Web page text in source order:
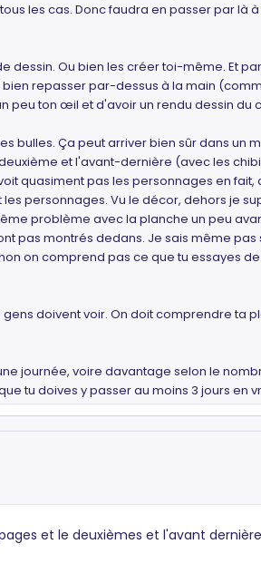
les cas. Donc faudra en passer par là
dessin. Ou bien les créer toi-même. Et
repasser par-dessus à la main
peu ton œil et d'avoir un rendu dessin du
bulles. Ça peut arriver bien sûr dans un
et l'avant-dernière (avec les
quasiment pas les personnages en fait,
personnages. Vu le décor, dehors je
problème avec la planche un peu
pas montrés dedans. Je sais même
on comprend pas ce que tu essayes
doivent voir. On doit comprendre ta
journée, voire davantage selon le
tu doives y passer au moins 3 jours en
et le deuxièmes et l'avant